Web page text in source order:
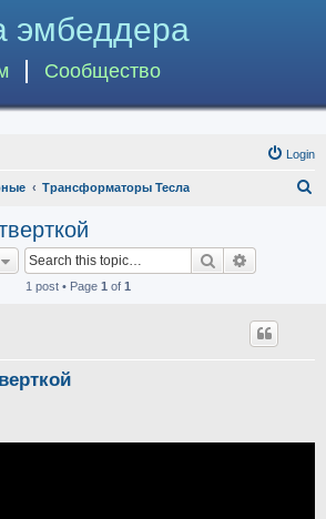
эмбеддера
Сообщество
Login
Трансформаторы Тесла
Search
1 post • Page 1 of 1